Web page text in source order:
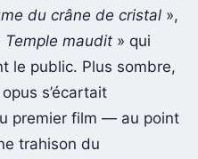
du crâne de cristal »,
Temple maudit » qui
le public. Plus sombre,
s’écartait
premier film — au point
trahison du